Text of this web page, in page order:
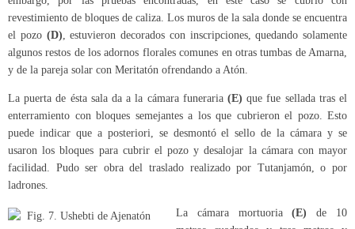
revestimiento de bloques de caliza. Los muros de la sala donde se encuentra
el pozo (D), estuvieron decorados con inscripciones, quedando solamente
algunos restos de los adornos florales comunes en otras tumbas de Amarna,
y de la pareja solar con Meritatón ofrendando a Atón.
La puerta de ésta sala da a la cámara funeraria (E) que fue sellada tras el
enterramiento con bloques semejantes a los que cubrieron el pozo. Esto
puede indicar que a posteriori, se desmontó el sello de la cámara y se
usaron los bloques para cubrir el pozo y desalojar la cámara con mayor
facilidad. Pudo ser obra del traslado realizado por Tutanjamón, o por
ladrones.
La cámara mortuoria(E) de 10